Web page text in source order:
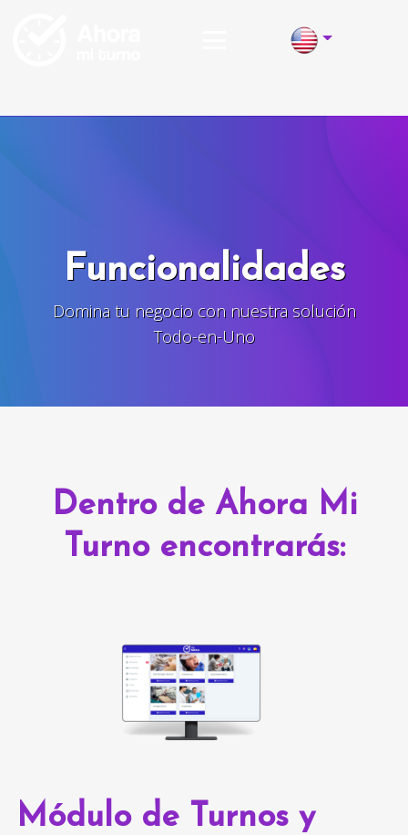
Funcionalidades
Domina tu negocio con nuestra solución
Todo-en-Uno
Dentro de Ahora Mi
Turno encontrarás:
Módulo de Turnos y